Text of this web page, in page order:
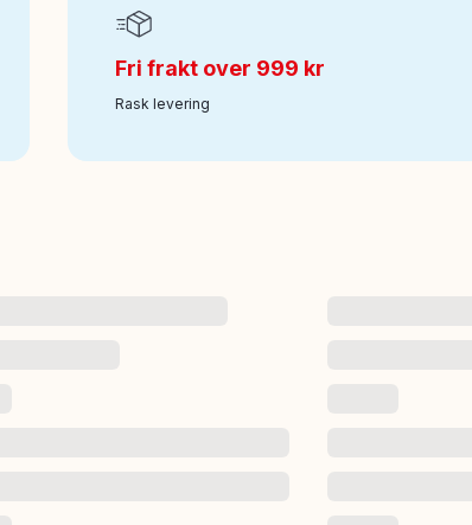
Fri frakt over 999 kr
Rask levering